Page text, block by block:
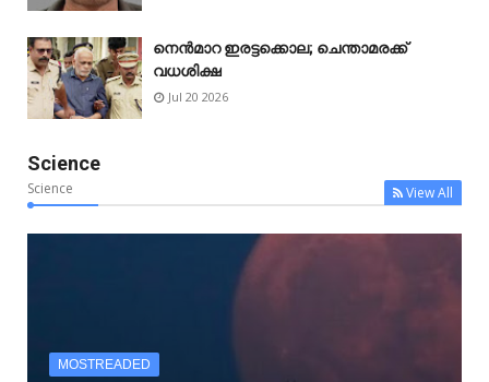
നെൻമാറ ഇരട്ടക്കൊല; ചെന്താമരക്ക്
വധശിക്ഷ
Jul 20 2026
Science
Science View All
MOSTREADED